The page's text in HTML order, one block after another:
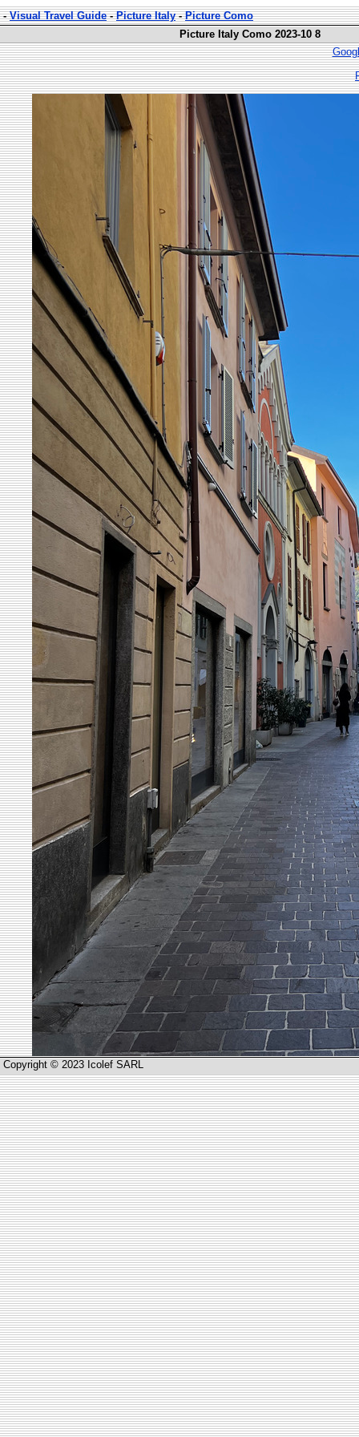
-Visual Travel Guide-Picture Italy-Picture Como
Picture Italy Como 2023-10 8
Copyright © 2023 Icolef SARL